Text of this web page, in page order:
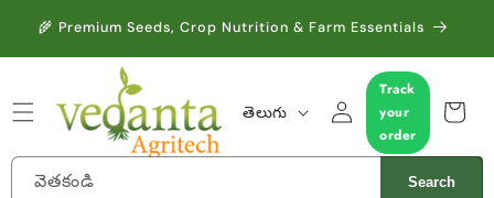
కంటెంట్‌కు
దాటవేయి
🌾 Premium Seeds, Crop Nutrition & Farm Essentials
వెతకండి Search
భా
తెలుగు
లాగిన్
చేయండి
Track
your
order
కార్ట్